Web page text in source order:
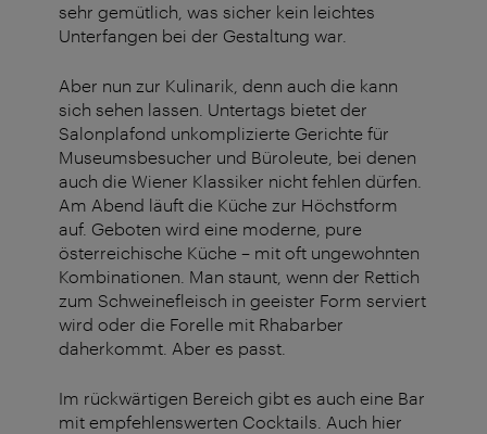
sehr gemütlich, was sicher kein leichtes
Unterfangen bei der Gestaltung war.
Aber nun zur Kulinarik, denn auch die kann
sich sehen lassen. Untertags bietet der
Salonplafond unkomplizierte Gerichte für
Museumsbesucher und Büroleute, bei denen
auch die Wiener Klassiker nicht fehlen dürfen.
Am Abend läuft die Küche zur Höchstform
auf. Geboten wird eine moderne, pure
österreichische Küche – mit oft ungewohnten
Kombinationen. Man staunt, wenn der Rettich
zum Schweinefleisch in geeister Form serviert
wird oder die Forelle mit Rhabarber
daherkommt. Aber es passt.
Im rückwärtigen Bereich gibt es auch eine Bar
mit empfehlenswerten Cocktails. Auch hier